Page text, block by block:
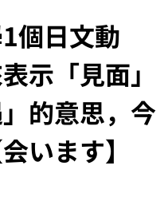
1個日文動
示「見面」
的意思，今
います】